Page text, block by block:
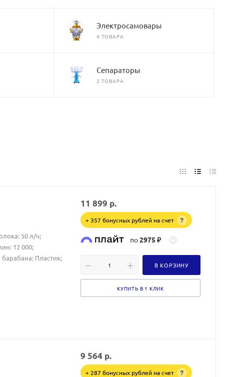
Электросамовары
4 ТОВАРА
Сепараторы
2 ТОВАРА
50 л/ч;
12 000;
Пластик;
11 899 р.
+ 357 бонусных рублей на счет ?
по2975 ₽ ?
В КОРЗИНУ
КУПИТЬ В 1 КЛИК
9 564 р.
+ 287 бонусных рублей на счет ?